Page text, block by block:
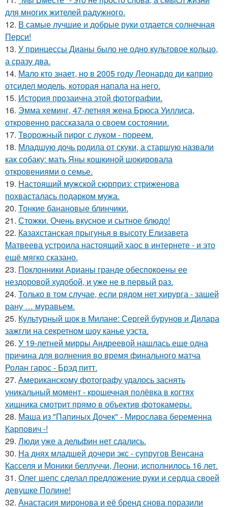
для многих жителей радужного.
12. В самые лучшие и добрые руки отдается солнечная
Перси!
13. У принцессы Дианы было не одно культовое кольцо,
а сразу два.
14. Мало кто знает, но в 2005 году Леонардо ди каприо
отсидел модель, которая напала на него.
15. История прозаична этой фотографии.
16. Эмма хеминг, 47-летняя жена Брюса Уиллиса,
откровенно рассказала о своем состоянии.
17. Творожный пирог с луком - пореем.
18. Младшую дочь родила от скуки, а старшую назвали
как собаку: мать Яны кошкиной шокировала
откровениями о семье.
19. Настоящий мужской сюрприз: стриженова
похвасталась подарком мужа.
20. Тонкие банановые блинчики.
21. Стожки. Очень вкусное и сытное блюдо!
22. Казахстанская прыгунья в высоту Елизавета
Матвеева устроила настоящий хаос в интернете - и это
ещё мягко сказано.
23. Поклонники Арианы гранде обеспокоены ее
нездоровой худобой, и уже не в первый раз.
24. Только в том случае, если рядом нет хирурга - зашей
рану … муравьем.
25. Культурный шок в Милане: Сергей бурунов и Дилара
зажгли на секретном шоу канье уэста.
26. У 19-летней мирры Андреевой нашлась еще одна
причина для волнения во время финального матча
Ролан гарос - Брэд питт.
27. Американскому фотографу удалось заснять
уникальный момент - крошечная полёвка в когтях
хищника смотрит прямо в объектив фотокамеры.
28. Маша из "Папиных Дочек" - Мирослава беременна
Карпович -!
29. Люди уже а дельфин нет сдались.
30. На днях младшей дочери экс - супругов Венсана
Касселя и Моники беллуччи, Леони, исполнилось 16 лет.
31. Олег шепс сделал предложение руки и сердца своей
девушке Полине!
32. Анастасия миронова и её бренд снова поразили